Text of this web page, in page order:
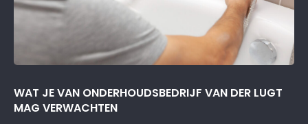
WAT JE VAN ONDERHOUDSBEDRIJF VAN DER LUGT
MAG VERWACHTEN